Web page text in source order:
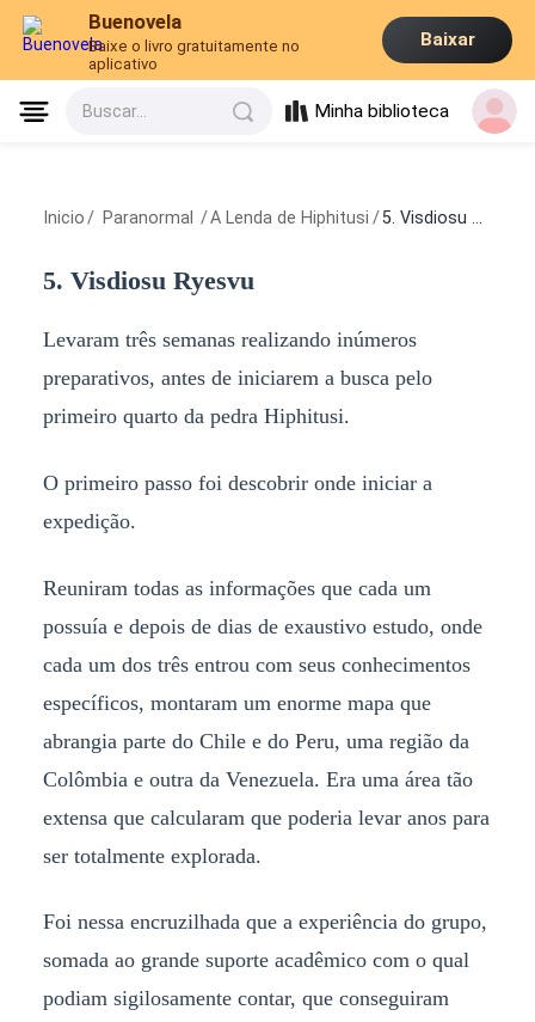
Buenovela
Baixe o livro gratuitamente no
aplicativo
Baixar
Buscar... Minha biblioteca
Inicio / Paranormal /A Lenda de Hiphitusi /5. Visdiosu Ryesvu
5. Visdiosu Ryesvu
Levaram três semanas realizando inúmeros
preparativos, antes de iniciarem a busca pelo
primeiro quarto da pedra Hiphitusi.
O primeiro passo foi descobrir onde iniciar a
expedição.
Reuniram todas as informações que cada um
possuía e depois de dias de exaustivo estudo, onde
cada um dos três entrou com seus conhecimentos
específicos, montaram um enorme mapa que
abrangia parte do Chile e do Peru, uma região da
Colômbia e outra da Venezuela. Era uma área tão
extensa que calcularam que poderia levar anos para
ser totalmente explorada.
Foi nessa encruzilhada que a experiência do grupo,
somada ao grande suporte acadêmico com o qual
podiam sigilosamente contar, que conseguiram